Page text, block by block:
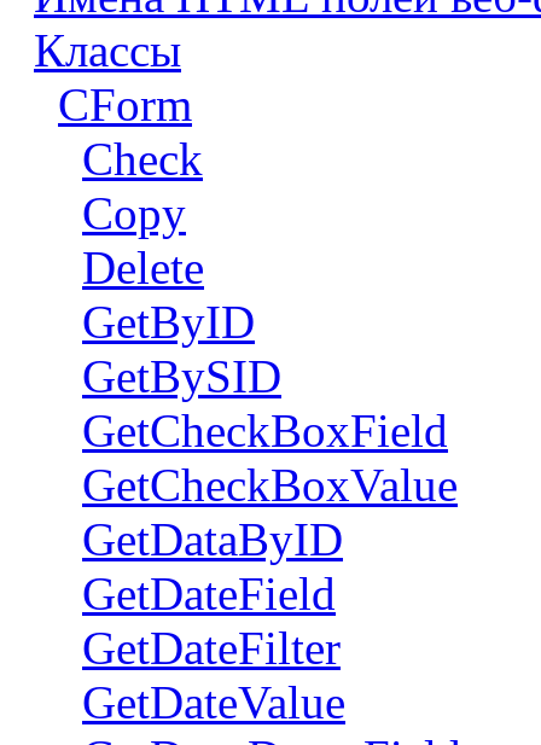
Классы
CForm
Check
Copy
Delete
GetByID
GetBySID
GetCheckBoxField
GetCheckBoxValue
GetDataByID
GetDateField
GetDateFilter
GetDateValue